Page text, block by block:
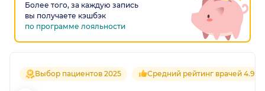
Более того, за каждую запись
вы получаете кэшбэк
по программе лояльности
Выбор пациентов 2025 Средний рейтинг врачей 4.9